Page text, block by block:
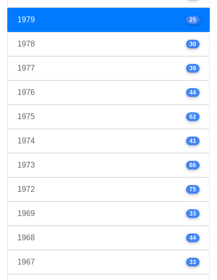
1979 25
1978 30
1977 39
1976 44
1975 62
1974 41
1973 66
1972 75
1969 33
1968 44
1967 33